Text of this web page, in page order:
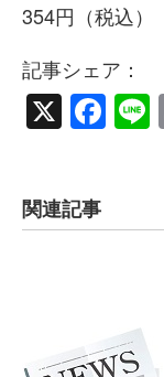
354円（税込）
記事シェア：
X
関連記事